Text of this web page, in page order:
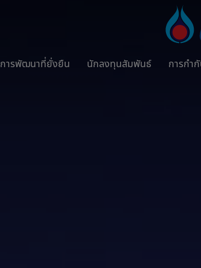
การพัฒนาที่ยั่งยืน นักลงทุนสัมพันธ์ การกำ